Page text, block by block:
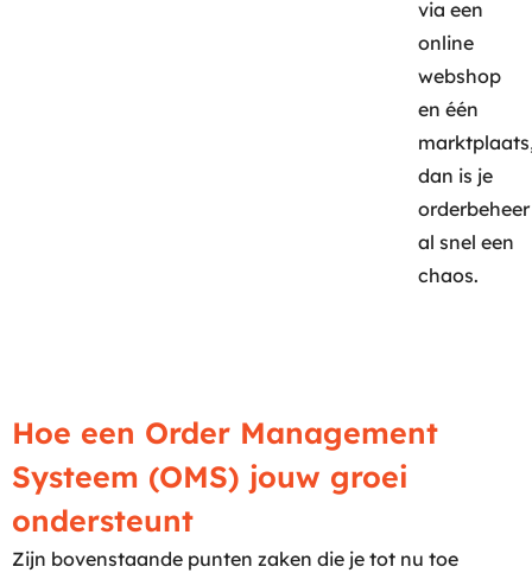
via een
online
webshop
en één
dan is je
orderbeheer
al snel een
chaos.
Hoe een Order Management
Systeem (OMS) jouw groei
ondersteunt
Zijn bovenstaande punten zaken die je tot nu toe